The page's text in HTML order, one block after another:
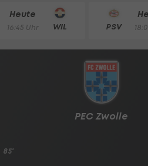
WIL
Heute
16:45 Uhr PSV
PEC Zwolle
85'